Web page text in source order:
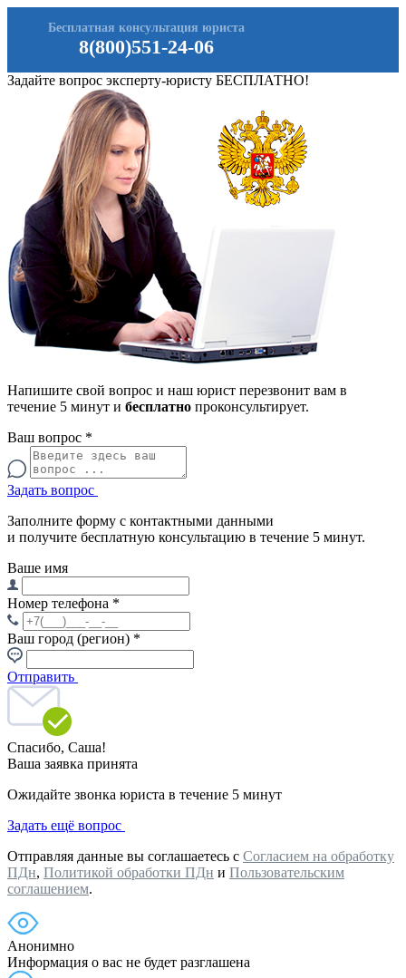
8(800)551-24-06
Бесплатная консультация юриста
Задайте вопрос эксперту-юристу БЕСПЛАТНО!
Напишите свой вопрос и наш юрист перезвонит вам в
течение 5 минут и бесплатно проконсультирует.
Ваш вопрос *
Задать вопрос
Заполните форму с контактными данными
и получите бесплатную консультацию в течение 5 минут.
Ваше имя
Номер телефона *
Ваш город (регион) *
Отправить
Спасибо, Саша!
Ваша заявка принята
Ожидайте звонка юриста в течение 5 минут
Задать ещё вопрос
Отправляя данные вы соглашаетесь с Согласием на обработку
ПДн, Политикой обработки ПДн и Пользовательским
соглашением.
Анонимно
Информация о вас не будет разглашена